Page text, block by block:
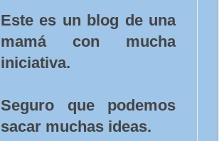
Este es un blog de una
mamá con mucha
iniciativa.
Seguro que podemos
sacar muchas ideas.